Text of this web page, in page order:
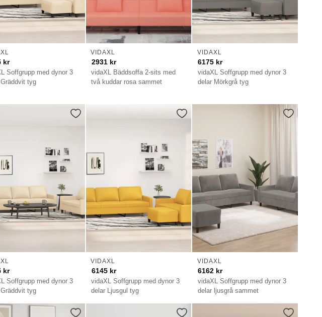
Soffgrupp med dynor 3
tyg
kr
vidaXL Bäddsoffa 2-sits med
två kuddar rosa sammet
VIDAXL
2931 kr
vidaXL Soffgrupp med dynor 3
delar Mörkgrå tyg
VIDAXL
6175 kr
Soffgrupp med dynor 3
tyg
kr
vidaXL Soffgrupp med dynor 3
delar Ljusgul tyg
VIDAXL
6145 kr
vidaXL Soffgrupp med dynor 3
delar ljusgrå sammet
VIDAXL
6162 kr